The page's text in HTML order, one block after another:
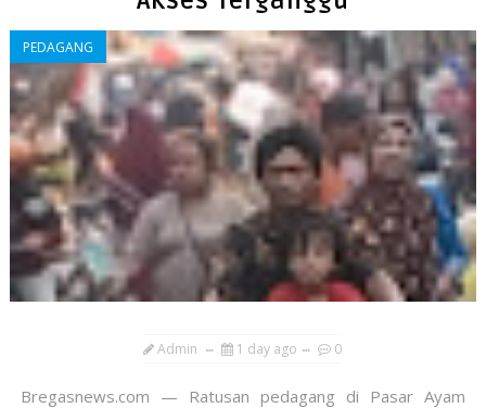
PEDAGANG
Admin 1 day ago 0
​Bregasnews.com — Ratusan pedagang di Pasar Ayam